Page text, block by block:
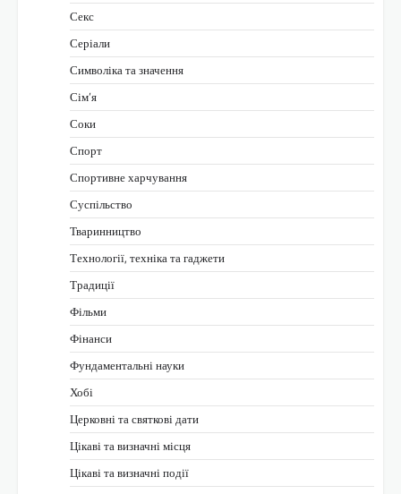
Секс
Серіали
Символіка та значення
Сім’я
Соки
Спорт
Спортивне харчування
Суспільство
Тваринництво
Технології, техніка та гаджети
Традиції
Фільми
Фінанси
Фундаментальні науки
Хобі
Церковні та святкові дати
Цікаві та визначні місця
Цікаві та визначні події